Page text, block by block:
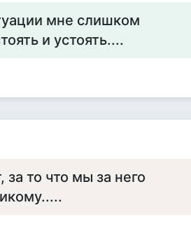
мне слишком
и устоять....
за то что мы за него